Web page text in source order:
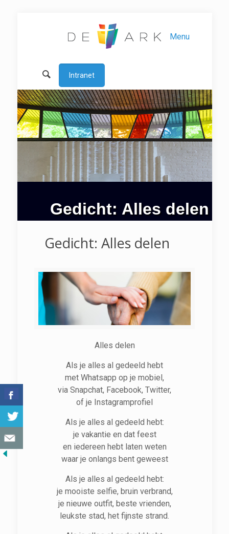
Menu
Intranet
Gedicht: Alles delen
Gedicht: Alles delen
Alles delen
Als je alles al gedeeld hebt
met Whatsapp op je mobiel,
via Snapchat, Facebook, Twitter,
of je Instagramprofiel
Als je alles al gedeeld hebt:
je vakantie en dat feest
en iedereen hebt laten weten
waar je onlangs bent geweest
Als je alles al gedeeld hebt:
je mooiste selfie, bruin verbrand,
je nieuwe outfit, beste vrienden,
leukste stad, het fijnste strand.